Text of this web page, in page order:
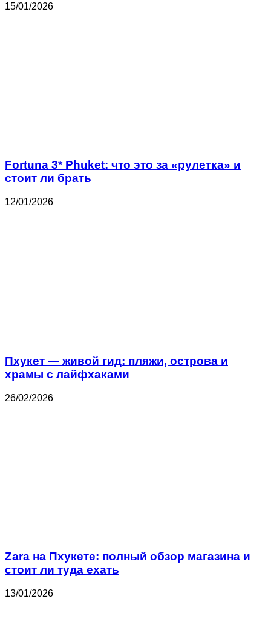
15/01/2026
Fortuna 3* Phuket: что это за «рулетка» и
стоит ли брать
12/01/2026
Пхукет — живой гид: пляжи, острова и
храмы с лайфхаками
26/02/2026
Zara на Пхукете: полный обзор магазина и
стоит ли туда ехать
13/01/2026